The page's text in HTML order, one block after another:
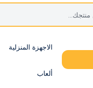
الاجهزة المنزلية
ألعاب